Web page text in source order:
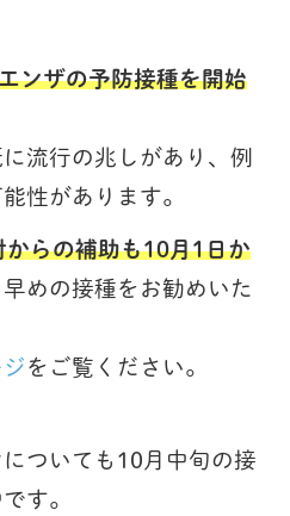
ンザの予防接種を開始
流行の兆しがあり、例
性があります。
らの補助も10月1日か
めの接種をお勧めいた
をご覧ください。
ついても10月中旬の接
す。